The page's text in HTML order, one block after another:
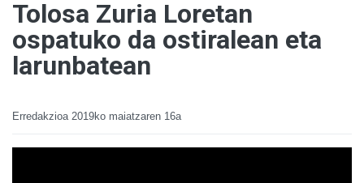
Tolosa Zuria Loretan
ospatuko da ostiralean eta
larunbatean
Erredakzioa 2019ko maiatzaren 16a